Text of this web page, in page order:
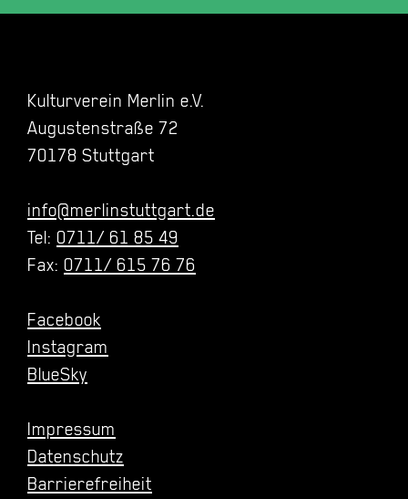
Kulturverein Merlin e.V.
Augustenstraße 72
70178 Stuttgart
info@merlinstuttgart.de
Tel: 0711/ 61 85 49
Fax: 0711/ 615 76 76
Facebook
Instagram
BlueSky
Impressum
Datenschutz
Barrierefreiheit